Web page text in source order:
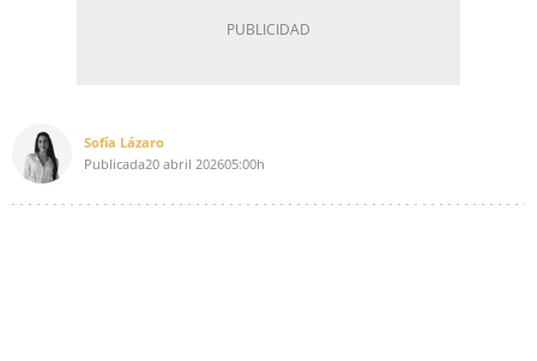
Sofía Lázaro
Publicada20 abril 202605:00h